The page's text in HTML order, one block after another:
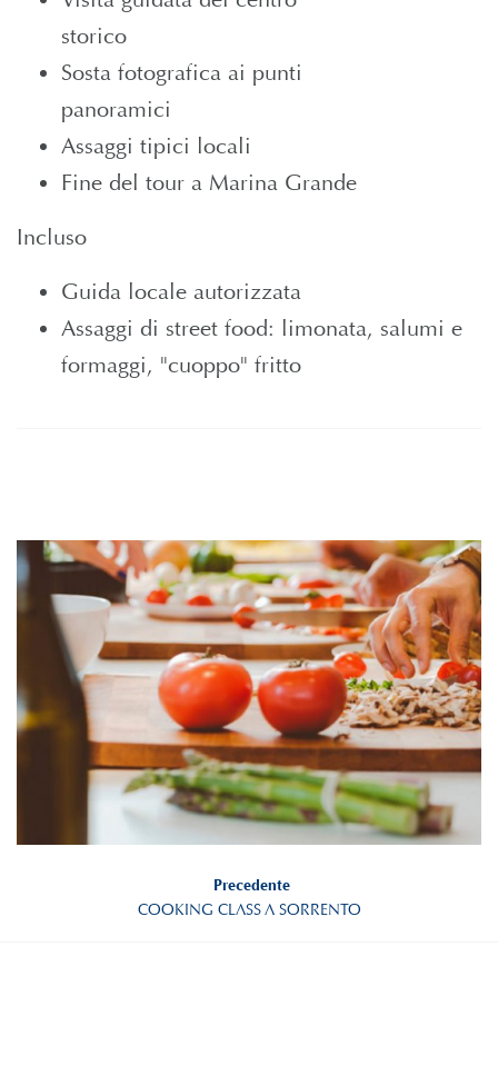
storico
Sosta fotografica ai punti
Assaggi tipici locali
Fine del tour a Marina Grande
Incluso
Guida locale autorizzata
Assaggi di street food: limonata, salumi e
formaggi, "cuoppo" fritto
Precedente
COOKING CLASS A SORRENTO